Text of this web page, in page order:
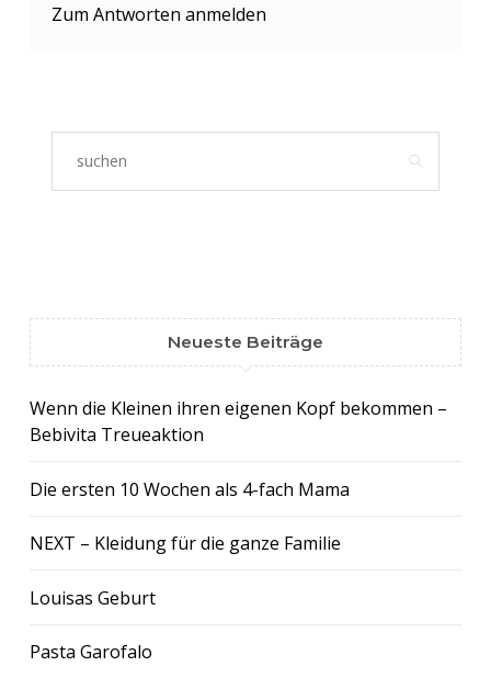
Zum Antworten anmelden
Neueste Beiträge
Wenn die Kleinen ihren eigenen Kopf bekommen –
Bebivita Treueaktion
Die ersten 10 Wochen als 4-fach Mama
NEXT – Kleidung für die ganze Familie
Louisas Geburt
Pasta Garofalo